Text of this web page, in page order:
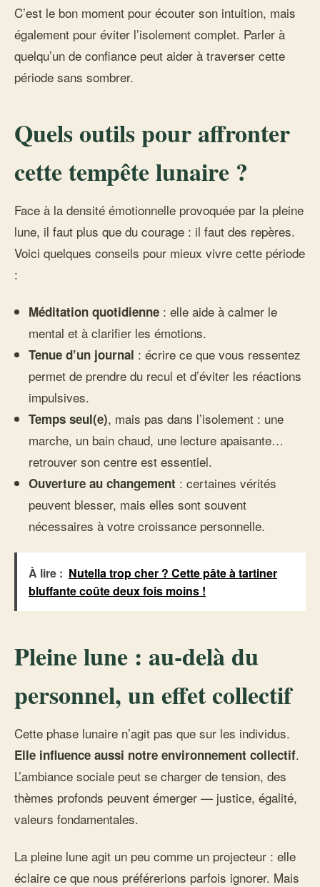
C’est le bon moment pour écouter son intuition, mais
également pour éviter l’isolement complet. Parler à
quelqu’un de confiance peut aider à traverser cette
période sans sombrer.
Quels outils pour affronter
cette tempête lunaire ?
Face à la densité émotionnelle provoquée par la pleine
lune, il faut plus que du courage : il faut des repères.
Voici quelques conseils pour mieux vivre cette période
:
Méditation quotidienne : elle aide à calmer le
mental et à clarifier les émotions.
Tenue d’un journal : écrire ce que vous ressentez
permet de prendre du recul et d’éviter les réactions
impulsives.
Temps seul(e), mais pas dans l’isolement : une
marche, un bain chaud, une lecture apaisante…
retrouver son centre est essentiel.
Ouverture au changement : certaines vérités
peuvent blesser, mais elles sont souvent
nécessaires à votre croissance personnelle.
À lire : Nutella trop cher ? Cette pâte à tartiner
bluffante coûte deux fois moins !
Pleine lune : au-delà du
personnel, un effet collectif
Cette phase lunaire n’agit pas que sur les individus.
Elle influence aussi notre environnement collectif.
L’ambiance sociale peut se charger de tension, des
thèmes profonds peuvent émerger — justice, égalité,
valeurs fondamentales.
La pleine lune agit un peu comme un projecteur : elle
éclaire ce que nous préférerions parfois ignorer. Mais